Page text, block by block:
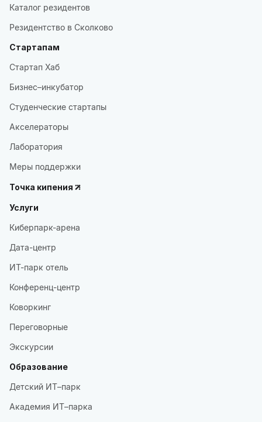
Каталог резидентов
Резидентство в Сколково
Стартапам
Стартап Хаб
Бизнес–инкубатор
Студенческие стартапы
Акселераторы
Лаборатория
Меры поддержки
Точка кипения
Услуги
Киберпарк-арена
Дата-центр
ИТ-парк отель
Конференц-центр
Коворкинг
Переговорные
Экскурсии
Образование
Детский ИТ–парк
Академия ИТ–парка